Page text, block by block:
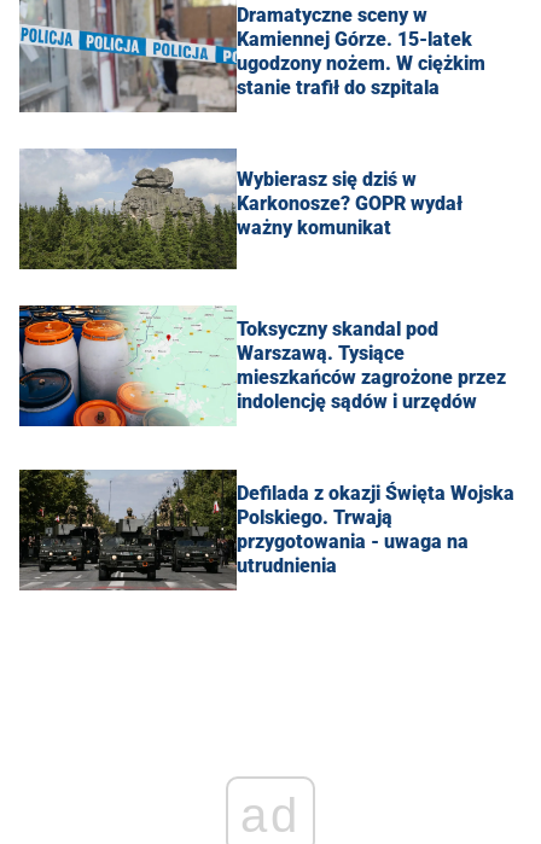
Dramatyczne sceny w
Kamiennej Górze. 15-latek
ugodzony nożem. W ciężkim
stanie trafił do szpitala
Wybierasz się dziś w
Karkonosze? GOPR wydał
ważny komunikat
Toksyczny skandal pod
Warszawą. Tysiące
mieszkańców zagrożone przez
indolencję sądów i urzędów
Defilada z okazji Święta Wojska
Polskiego. Trwają
przygotowania - uwaga na
utrudnienia
ad